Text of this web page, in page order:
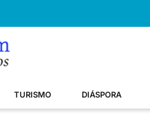
TURISMO DIÁSPORA